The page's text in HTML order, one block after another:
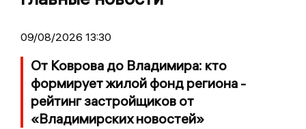
09/08/2026 13:30
От Коврова до Владимира: кто
формирует жилой фонд региона -
рейтинг застройщиков от
«Владимирских новостей»